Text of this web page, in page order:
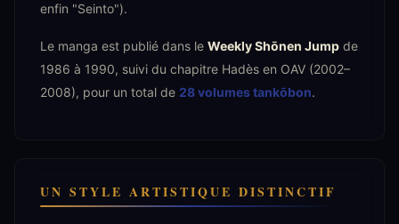
enfin "Seinto").
Le manga est publié dans le Weekly Shōnen Jump de
1986 à 1990, suivi du chapitre Hadès en OAV (2002–
2008), pour un total de 28 volumes tankōbon.
UN STYLE ARTISTIQUE DISTINCTIF